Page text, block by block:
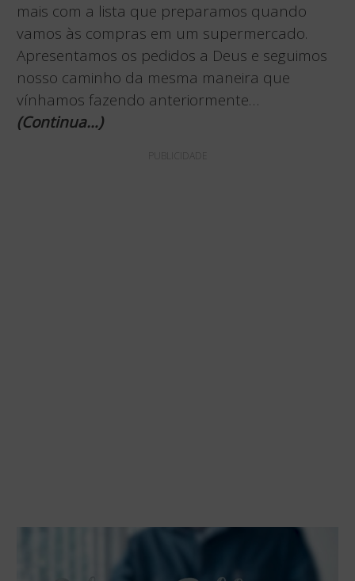
mais com a lista que preparamos quando
vamos às compras em um supermercado.
Apresentamos os pedidos a Deus e seguimos
nosso caminho da mesma maneira que
vínhamos fazendo anteriormente…
(Continua…)
PUBLICIDADE